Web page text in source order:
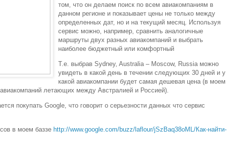
том, что он делаем поиск по всем авиакомпаниям в
данном регионе и показывает цены не только между
определенных дат, но и на текущий месяц. Используя
сервис можно, например, сравнить аналогичные
маршруты двух разных авиакомпаний и выбрать
наиболее бюджетный или комфортный
Т.е. выбрав Sydney, Australia – Moscow, Russia можно
увидеть в какой день в течении следующих 30 дней и у
какой авиакомпании будет самая дешевая цена (в моем
летающих между Австралией и Россией).
покупать Google, что говорит о серьезности данных что сервис
в моем баззе http://www.google.com/buzz/laflour/jSzBaq38oML/Как-найти-